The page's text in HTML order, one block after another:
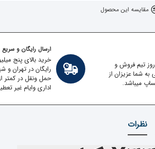
مقایسه این محصول
تیم فروش و
شما عزیزان از
میباشد.
ارسال رایگان و سریع
خرید بالای پنج
رایگان در تهران و
اداری وایام غیر
نظرات